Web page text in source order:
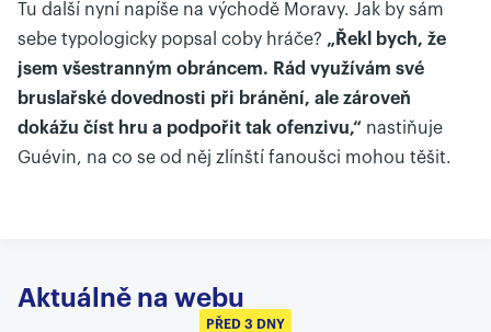
Tu další nyní napíše na východě Moravy. Jak by sám
sebe typologicky popsal coby hráče? „Řekl bych, že
jsem všestranným obráncem. Rád využívám své
bruslařské dovednosti při bránění, ale zároveň
dokážu číst hru a podpořit tak ofenzivu,“ nastiňuje
Guévin, na co se od něj zlínští fanoušci mohou těšit.
Aktuálně na webu
PŘED 3 DNY